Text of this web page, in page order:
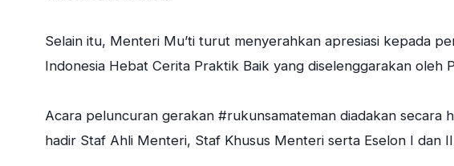
Selain itu, Menteri Mu’ti turut menyerahkan apresiasi kepada
Indonesia Hebat Cerita Praktik Baik yang diselenggarakan
Acara peluncuran gerakan #rukunsamateman diadakan secara
hadir Staf Ahli Menteri, Staf Khusus Menteri serta Eselon I dan